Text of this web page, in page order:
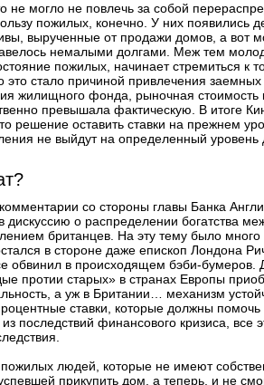
не могло не повлечь за собой
пожилых, конечно. У них появились
вырученные от продажи домов, а вот
немалыми долгами. Меж тем
пожилых, начинает стремиться к
стало причиной привлечения заемных
жилищного фонда, рыночная стоимость
превышала фактическую. В итоге
решение оставить ставки на прежнем
не выйдут на определенный уровень
со стороны главы Банка
дискуссию о распределении богатства
британцев. На эту тему было много
в стороне даже епископ Лондона
обвинил в происходящем бэби-бумеров.
протии старых» в странах Европы
а уж в Британии… механизм
ставки, которые должны
из последствий финансового кризиса, все
пожилых людей, которые не имеют
прикупить дом, а теперь, и не